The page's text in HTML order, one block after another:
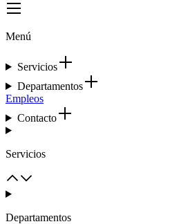
Menú
Servicios
Departamentos
Empleos
Contacto
Servicios
Departamentos